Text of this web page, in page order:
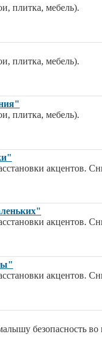
плитка, мебель).
плитка, мебель).
плитка, мебель).
акцентов.
акцентов.
акцентов.
безопасность